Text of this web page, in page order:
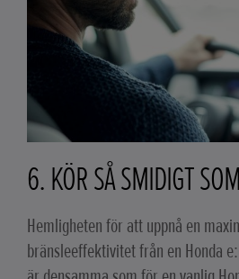
6. KÖR SÅ SMIDIGT
Hemligheten för att uppnå en
bränsleeffektivitet från en Honda